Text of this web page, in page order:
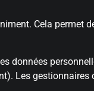
Cela permet
données
Les